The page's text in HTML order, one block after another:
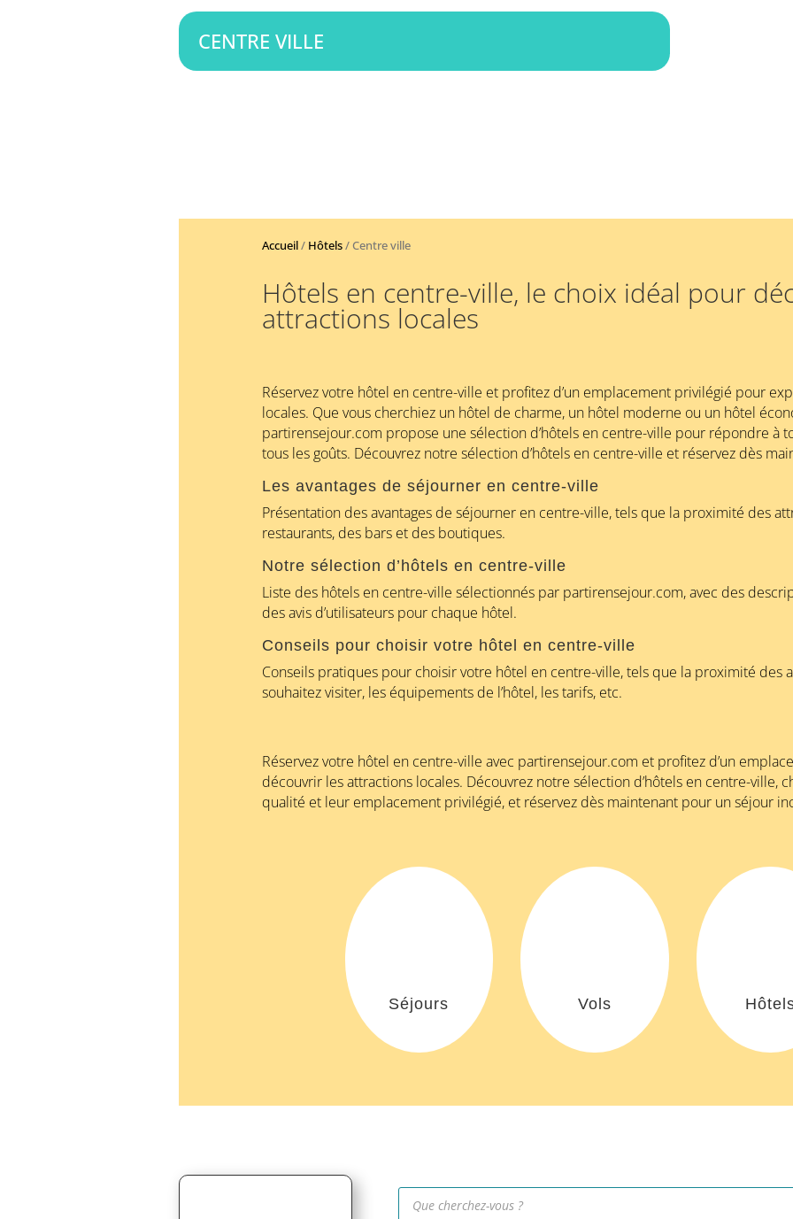
CENTRE VILLE
Accueil/ Hôtels/ Centre ville
Hôtels en centre-ville, le choix idéal pour
attractions locales
Réservez votre hôtel en centre-ville et profitez d’un emplacement privilégié pour
locales. Que vous cherchiez un hôtel de charme, un hôtel moderne ou un hôtel
partirensejour.com propose une sélection d’hôtels en centre-ville pour répondre à
tous les goûts. Découvrez notre sélection d’hôtels en centre-ville et réservez dès
Les avantages de séjourner en centre-ville
Présentation des avantages de séjourner en centre-ville, tels que la proximité des
restaurants, des bars et des boutiques.
Notre sélection d’hôtels en centre-ville
Liste des hôtels en centre-ville sélectionnés par partirensejour.com, avec des
des avis d’utilisateurs pour chaque hôtel.
Conseils pour choisir votre hôtel en centre-ville
Conseils pratiques pour choisir votre hôtel en centre-ville, tels que la proximité des
souhaitez visiter, les équipements de l’hôtel, les tarifs, etc.
Réservez votre hôtel en centre-ville avec partirensejour.com et profitez d’un
découvrir les attractions locales. Découvrez notre sélection d’hôtels en centre-ville,
qualité et leur emplacement privilégié, et réservez dès maintenant pour un séjour
Séjours Vols
Recherche